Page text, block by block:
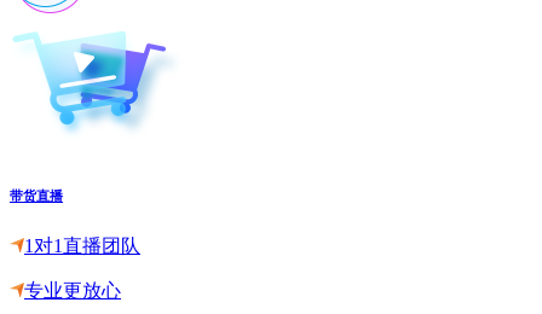
带货直播
1对1直播团队
专业更放心